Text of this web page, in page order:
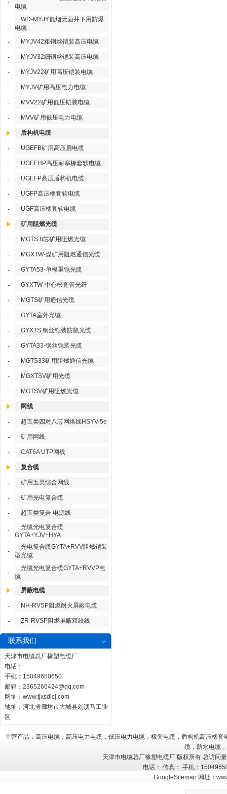
-
电缆
-
WD-MYJY低烟无卤井下用防爆
电缆
-
MYJV42粗钢丝铠装高压电缆
- MYJV32细钢丝铠装高压电缆
- MYJV22矿用高压铠装电缆
- MYJV矿用高压电力电缆
- MVV22矿用低压铠装电缆
- MVV矿用低压电力电缆
盾构机电缆
- UGEFB矿用高压扁电缆
- UGEFHP高压耐寒橡套软电缆
- UGEFP高压盾构机电缆
- UGFP高压橡套软电缆
- UGF高压橡套软电缆
矿用阻燃光缆
- MGTS 8芯矿用阻燃光缆
- MGXTW-煤矿用阻燃通信光缆
- GYTA53-单模重铠光缆
- GYXTW-中心松套管光纤
- MGTS矿用通信光缆
- GYTA室外光缆
- GYXTS 钢丝铠装防鼠光缆
- GYTA33-钢丝铠装光缆
- MGTS33矿用阻燃通信光缆
- MGXTSV矿用光缆
- MGTSV矿用阻燃光缆
网线
- 超五类四对八芯网络线HSYV-5e
- 矿用网线
- CAT6A UTP网线
复合缆
- 矿用五类综合网线
- 矿用光电复合缆
- 超五类复合 电源线
-
光缆光电复合缆
GYTA+YJV+HYA
-
光电复合缆GYTA+RVV阻燃铠装
型光缆
-
光缆光电复合缆GYTA+RVVP电
缆
屏蔽电缆
- NH-RVSP阻燃耐火屏蔽电缆
- ZR-RVSP阻燃屏蔽双绞线
联系我们
天津市电缆总厂橡塑电缆厂
电话：
手机：15049650650
邮箱： 2365266424@qq.com
网址： www.tjxsdlcj.com
地址：河北省廊坊市大城县刘演马工业
区
主营产品：高压电缆，高压电力电缆，低压电力电缆，橡套电缆，盾构机高压橡
缆，防水电缆
天津市电缆总厂橡塑电缆厂 版权所有 总访问
电话： 传真： 手机：
GoogleSitemap 网址：